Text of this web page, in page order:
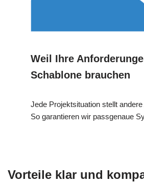
Weil Ihre
Schablone brauchen
Jede Projektsituation stellt
So garantieren wir passgenaue
Vorteile klar und